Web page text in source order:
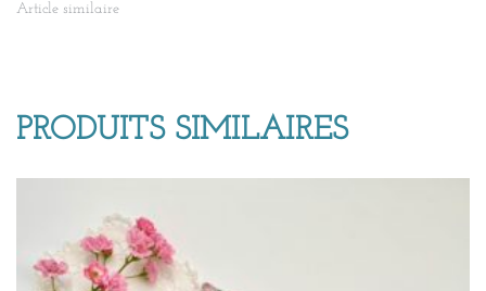
Article similaire
PRODUITS SIMILAIRES